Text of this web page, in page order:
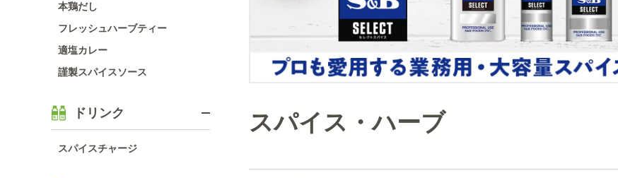
本鶏だし
フレッシュハーブティー
適塩カレー
謹製スパイスソース
ドリンク
スパイスチャージ
スパイス・ハーブ